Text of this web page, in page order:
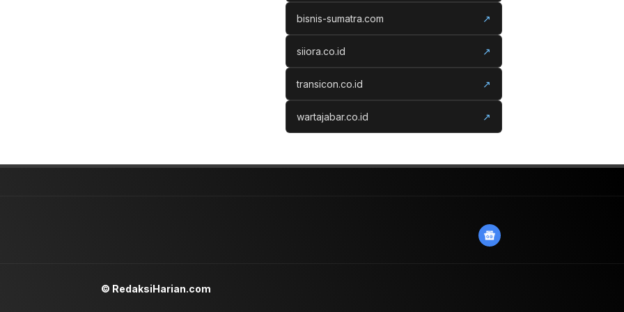
bisnis-sumatra.com ↗
siiora.co.id ↗
transicon.co.id ↗
wartajabar.co.id ↗
© RedaksiHarian.com